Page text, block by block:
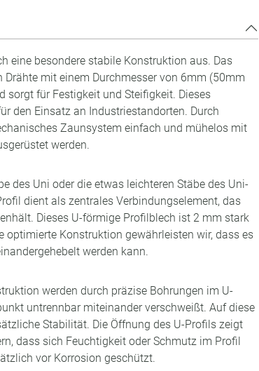
eine besondere stabile Konstruktion aus. Das
mit einem Durchmesser von 6mm (50mm
für Festigkeit und Steifigkeit. Dieses
den Einsatz an Industriestandorten. Durch
Zaunsystem einfach und mühelos mit
werden.
des Uni oder die etwas leichteren Stäbe des Uni-
dient als zentrales Verbindungselement, das
Dieses U-förmige Profilblech ist 2 mm stark
optimierte Konstruktion gewährleisten wir, dass es
werden kann.
werden durch präzise Bohrungen im U-
untrennbar miteinander verschweißt. Auf diese
Stabilität. Die Öffnung des U-Profils zeigt
dass sich Feuchtigkeit oder Schmutz im Profil
vor Korrosion geschützt.